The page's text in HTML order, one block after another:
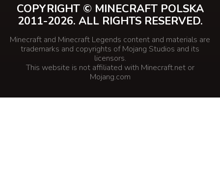
COPYRIGHT © MINECRAFT POLSKA
2011-2026. ALL RIGHTS RESERVED.
Minecraft and Minecraft Legends content and materials are
trademarks and copyrights of Mojang Studios and its
licensors.
This website is not affiliated with Minecraft.net or
Mojang.com